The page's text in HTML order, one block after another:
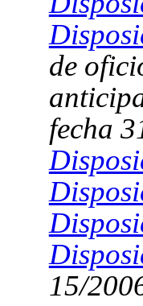
de
fecha
15/